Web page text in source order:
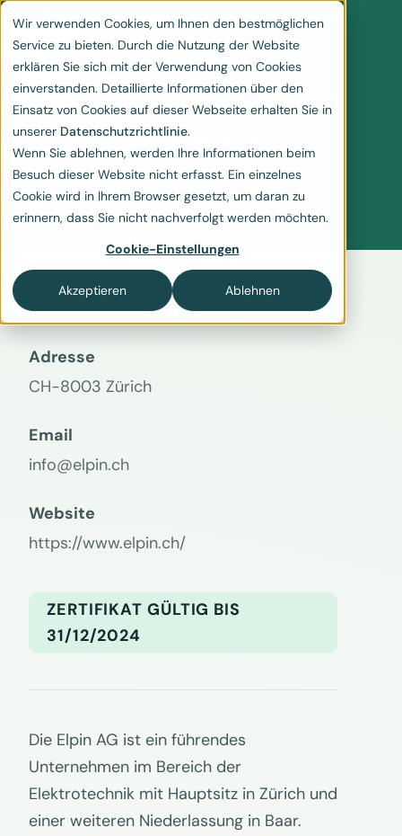
Wir verwenden Cookies, um Ihnen den bestmöglichen
Service zu bieten. Durch die Nutzung der Website
erklären Sie sich mit der Verwendung von Cookies
einverstanden. Detaillierte Informationen über den
Einsatz von Cookies auf dieser Webseite erhalten Sie in
unserer Datenschutzrichtlinie.
Wenn Sie ablehnen, werden Ihre Informationen beim
Besuch dieser Website nicht erfasst. Ein einzelnes
Cookie wird in Ihrem Browser gesetzt, um daran zu
erinnern, dass Sie nicht nachverfolgt werden möchten.
Cookie-Einstellungen
Akzeptieren Ablehnen
Elpin AG
Home Kunden Elpin AG
Adresse
CH-8003 Zürich
Email
info@elpin.ch
Website
https://www.elpin.ch/
ZERTIFIKAT GÜLTIG BIS
31/12/2024
Die Elpin AG ist ein führendes
Unternehmen im Bereich der
Elektrotechnik mit Hauptsitz in Zürich und
einer weiteren Niederlassung in Baar.